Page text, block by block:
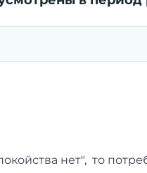
нет", то